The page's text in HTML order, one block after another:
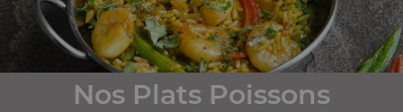
Nos Plats Poissons